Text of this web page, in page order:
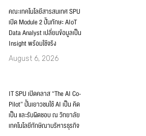
คณะเทคโนโลยีสารสนเทศ SPU
เปิด Module 2 ปั้นทักษะ AIoT
Data Analyst เปลี่ยนข้อมูลเป็น
Insight พร้อมใช้จริง
August 6, 2026
IT SPU เปิดคลาส “The AI Co-
Pilot” ปั้นเยาวชนใช้ AI เป็น คิด
เป็น และรับผิดชอบ ณ วิทยาลัย
เทคโนโลยีทักษิณาบริหารธุรกิจ